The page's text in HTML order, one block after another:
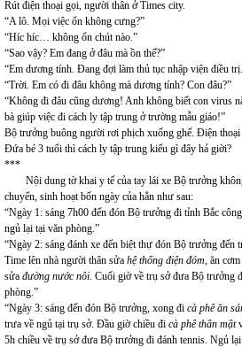
Rút điện thoại gọi, người thân ở Times city.
“A lô. Mọi việc ổn không cưng?”
“Híc híc… không ổn chút nào.”
“Sao vậy? Em đang ở đâu mà ồn thế?”
“Em dương tính. Đang đợi làm thủ tục nhập viện điều
“Trời. Em có đi đâu không mà dương tính? Con đâu?”
“Không đi đâu cũng dương! Anh không biết con virus
bà giúp việc đi cách ly tập trung ở trường mẫu giáo!”
Bộ trưởng buông người rơi phịch xuống ghế. Điện thoại
Đứa bé 3 tuổi thì cách ly tập trung kiểu gì đây hả giời?
***
Nội dung tờ khai y tế của tay lái xe Bộ trưởng
chuyển, sinh hoạt bốn ngày của hắn như sau:
“Ngày 1: sáng 7h00 đến đón Bộ trưởng đi tỉnh Bắc
ngủ lại tại văn phòng.”
“Ngày 2: sáng đánh xe đến biệt thự đón Bộ trưởng đến
Time lên nhà người thân sửa hệ thống điện đóm, ăn
sửa đường nước nôi. Cuối giờ về trụ sở đưa Bộ trưởng
phòng.”
“Ngày 3: sáng đến đón Bộ trưởng, xong đi cà phê ăn
trưa về ngủ tại trụ sở. Đầu giờ chiều đi cà phê thân mật
5h chiều về trụ sở đưa Bộ trưởng đi đánh tennis. Ngủ